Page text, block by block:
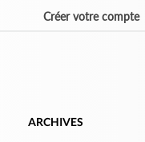
Créer votre compte
ARCHIVES